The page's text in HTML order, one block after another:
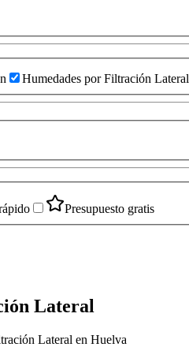
Humedades por Filtración Lateral
Presupuesto gratis
Lateral
Lateral en Huelva